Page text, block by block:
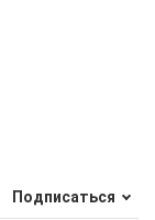
Подписаться